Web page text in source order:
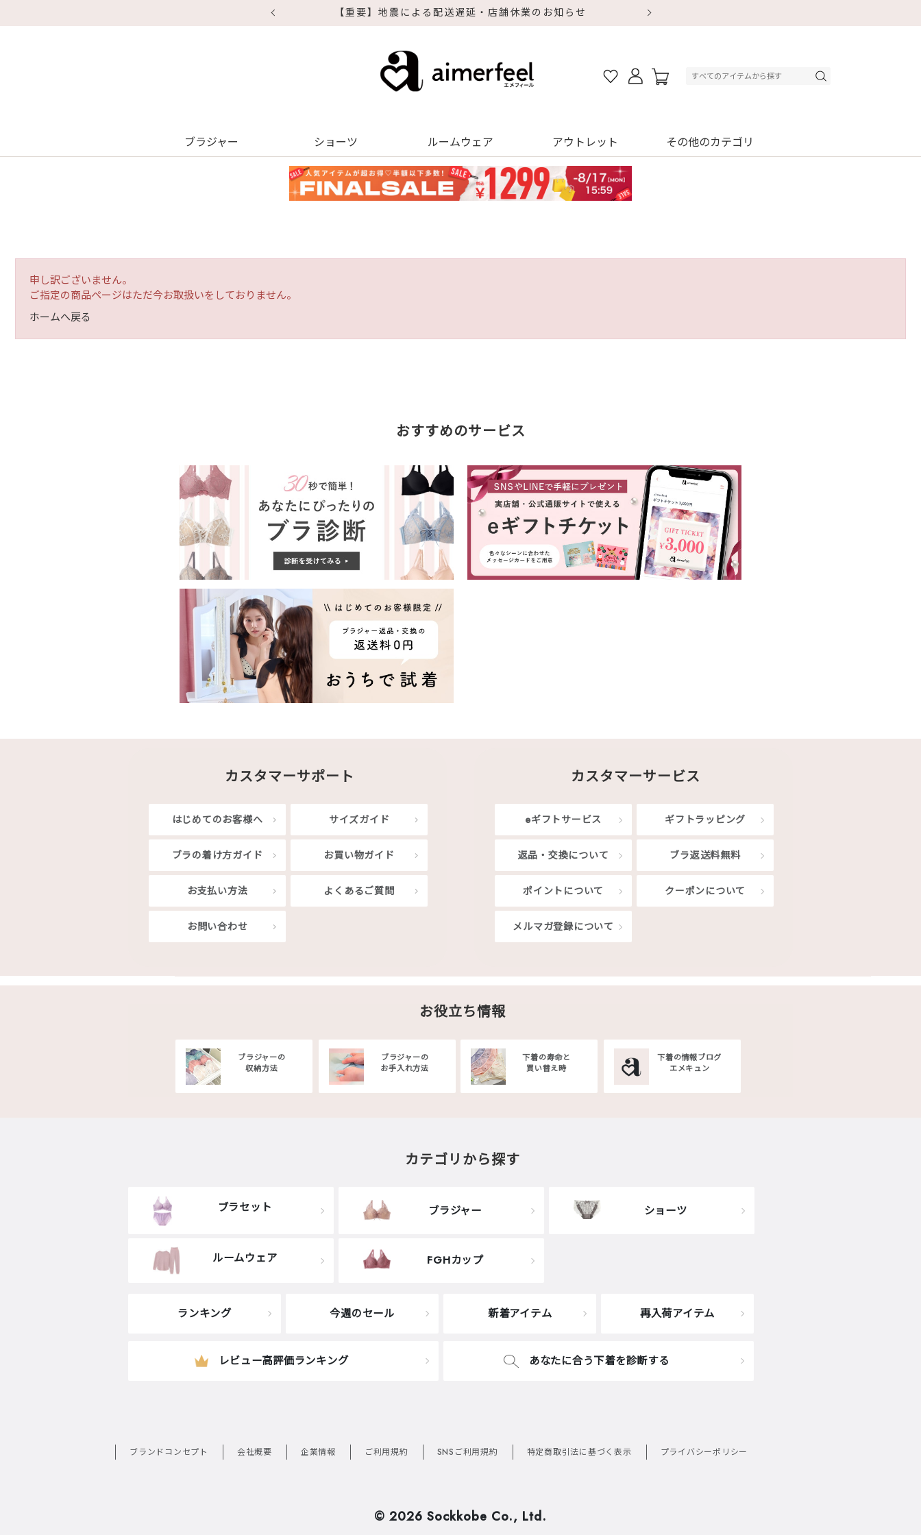
【重要】地震による配送遅延・店舗休業のお知らせ
ブラジャー ショーツ ルームウェア アウトレット その他のカテゴリ
申し訳ございません。
ご指定の商品ページはただ今お取扱いをしておりません。
ホームへ戻る
おすすめのサービス
カスタマーサポート
はじめてのお客様へ サイズガイド
ブラの着け方ガイド お買い物ガイド
お支払い方法 よくあるご質問
お問い合わせ
カスタマーサービス
eギフトサービス ギフトラッピング
返品・交換について ブラ返送料無料
ポイントについて クーポンについて
メルマガ登録について
お役立ち情報
ブラジャーの
収納方法
ブラジャーの
お手入れ方法
下着の寿命と
買い替え時
下着の情報ブログ
エメキュン
カテゴリから探す
ブラセット ブラジャー ショーツ
ルームウェア FGHカップ
ランキング 今週のセール 新着アイテム 再入荷アイテム
レビュー高評価ランキング あなたに合う下着を診断する
ブランドコンセプト 会社概要 企業情報 ご利用規約 SNSご利用規約 特定商取引法に基づく表示 プライバシーポリシー
© 2026 Sockkobe Co., Ltd.